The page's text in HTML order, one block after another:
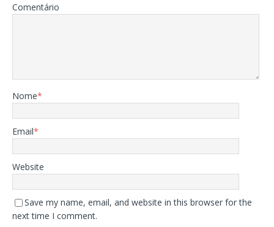
Comentário
Nome*
Email*
Website
Save my name, email, and website in this browser for the
next time I comment.